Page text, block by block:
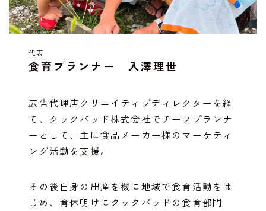
代表
食育プランナー 入澤理世
広告代理店クリエイティブディレクターを経
て、クックパッド株式会社でチーフプランナ
ーとして、主に食品メーカー様のマーケティ
ング活動を支援。
その後自身の出産を機に地域で食育活動をは
じめ、育休明けにクックパッドの食育部門